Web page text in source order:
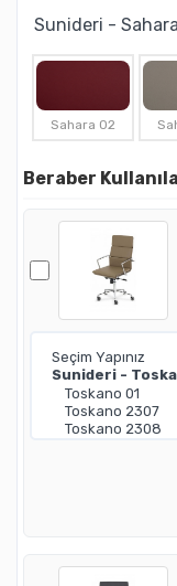
Sunideri - Sahara
Sahara 02
Beraber